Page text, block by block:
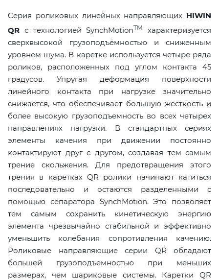
Серия роликовых линейных направляющих HIWIN
QR с технологией SynchMotionTM
характеризуется
сверхвысокой грузоподъёмностью и сниженным
уровнем шума. В каретке используется четыре ряда
роликов, расположенных под углом контакта 45
градусов. Упругая деформация поверхности
линейного контакта при нагрузке значительно
снижается, что обеспечивает большую жесткость и
более высокую грузоподъемность во всех четырех
направлениях нагрузки. В стандартных сериях
элементы качения при движении постоянно
контактируют друг с другом, создавая тем самым
трение скольжения. Для предотвращения этого
трения в каретках QR ролики начинают катиться
последовательно и остаются разделенными с
помощью сепаратора SynchMotion. Это позволяет
тем самым сохранить кинетическую энергию
элемента чрезвычайно стабильной и эффективно
уменьшить колебания сопротивления качению.
Роликовые направляющие серии QR обладают
большей грузоподъемностью при меньших
размерах, чем шариковые системы. Каретки QR